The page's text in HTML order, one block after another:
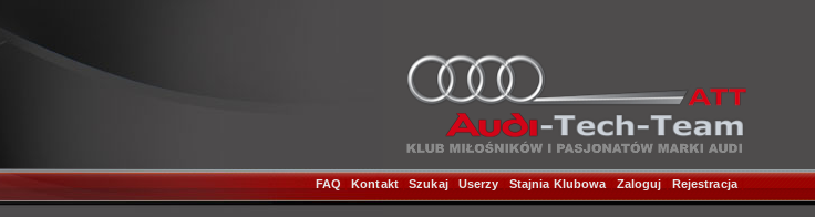
FAQ |Kontakt| Szukaj| Userzy Stajnia Klubowa Zaloguj Rejestracja